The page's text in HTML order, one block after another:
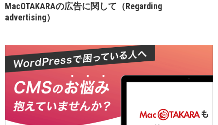
MacOTAKARAの広告に関して（Regarding
advertising）